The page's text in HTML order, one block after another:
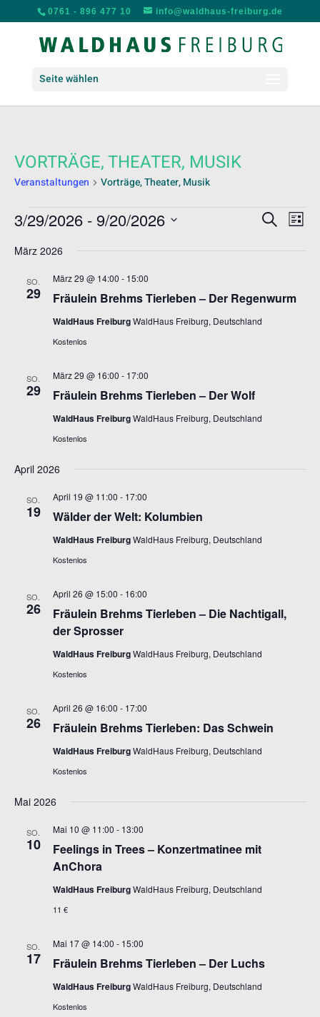
0761 - 896 477 10 info@waldhaus-freiburg.de
Seite wählen
VORTRÄGE, THEATER, MUSIK
Veranstaltungen Vorträge, Theater, Musik
VERANSTALTUNGEN
SUCHE
SucheListe
3/29/2026 - 9/20/2026
wählen.
März 2026
SO.
29 Fräulein Brehms Tierleben – Der Regenwurm
März 29 @ 14:00 - 15:00
WaldHaus FreiburgWaldHaus Freiburg, Deutschland
Kostenlos
SO.
29 Fräulein Brehms Tierleben – Der Wolf
März 29 @ 16:00 - 17:00
WaldHaus FreiburgWaldHaus Freiburg, Deutschland
Kostenlos
April 2026
SO.
19 Wälder der Welt: Kolumbien
April 19 @ 11:00 - 17:00
WaldHaus FreiburgWaldHaus Freiburg, Deutschland
Kostenlos
SO.
26
Fräulein Brehms Tierleben – Die Nachtigall,
der Sprosser
April 26 @ 15:00 - 16:00
WaldHaus FreiburgWaldHaus Freiburg, Deutschland
Kostenlos
SO.
26 Fräulein Brehms Tierleben: Das Schwein
April 26 @ 16:00 - 17:00
WaldHaus FreiburgWaldHaus Freiburg, Deutschland
Kostenlos
Mai 2026
SO.
10
Feelings in Trees – Konzertmatinee mit
AnChora
Mai 10 @ 11:00 - 13:00
WaldHaus FreiburgWaldHaus Freiburg, Deutschland
11 €
SO.
17 Fräulein Brehms Tierleben – Der Luchs
Mai 17 @ 14:00 - 15:00
WaldHaus FreiburgWaldHaus Freiburg, Deutschland
Kostenlos